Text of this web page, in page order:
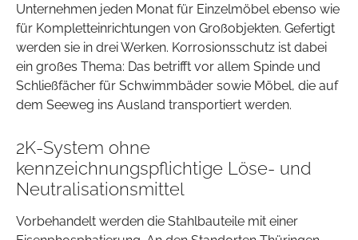
Unternehmen jeden Monat für Einzelmöbel ebenso wie
für Kompletteinrichtungen von Großobjekten. Gefertigt
werden sie in drei Werken. Korrosionsschutz ist dabei
ein großes Thema: Das betrifft vor allem Spinde und
Schließfächer für Schwimmbäder sowie Möbel, die auf
dem Seeweg ins Ausland transportiert werden.
2K-System ohne
kennzeichnungspflichtige Löse- und
Neutralisationsmittel
Vorbehandelt werden die Stahlbauteile mit einer